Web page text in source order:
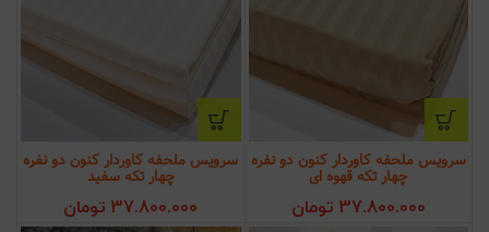
سرویس ملحفه کاوردار کنون دو نفره
چهار تکه قهوه ای
37.800.000 تومان
سرویس ملحفه کاوردار کنون دو نفره
چهار تکه سفید
37.800.000 تومان